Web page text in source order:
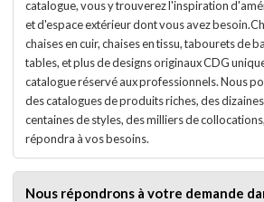
catalogue, vous y trouverez l'inspiration
et d'espace extérieur dont vous avez
chaises en cuir, chaises en tissu, tabourets de
tables, et plus de designs originaux CDG
catalogue réservé aux professionnels. Nous
des catalogues de produits riches, des
centaines de styles, des milliers de
répondra à vos besoins.
Nous répondrons à votre demande